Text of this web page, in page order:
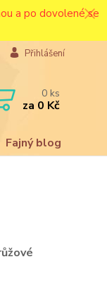
a po dovolené se
Fajný blog
Přihlášení
0 ks
za 0 Kč